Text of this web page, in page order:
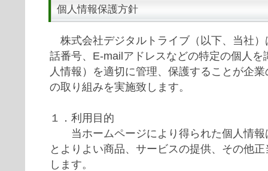
個人情報保護方針
株式会社デジタルトライブ（以下、当社
話番号、E-mailアドレスなどの特定の個人
人情報）を適切に管理、保護することが企
の取り組みを実施致します。
１．利用目的
当ホームページにより得られた個人情報
とよりよい商品、サービスの提供、その他
します。